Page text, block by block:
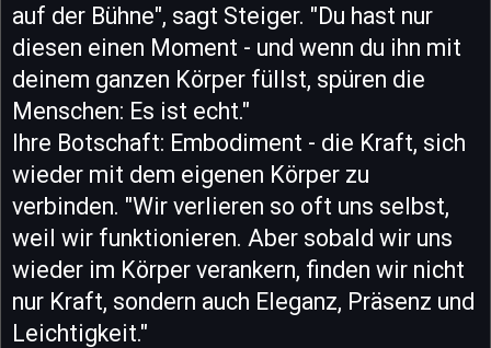
auf der Bühne", sagt Steiger. "Du hast nur
diesen einen Moment - und wenn du ihn mit
deinem ganzen Körper füllst, spüren die
Menschen: Es ist echt."
Ihre Botschaft: Embodiment - die Kraft, sich
wieder mit dem eigenen Körper zu
verbinden. "Wir verlieren so oft uns selbst,
weil wir funktionieren. Aber sobald wir uns
wieder im Körper verankern, finden wir nicht
nur Kraft, sondern auch Eleganz, Präsenz und
Leichtigkeit."